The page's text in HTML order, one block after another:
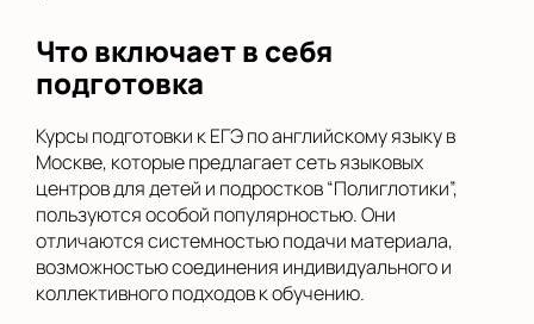
Что включает в себя
подготовка
Курсы подготовки к ЕГЭ по английскому языку в
Москве, которые предлагает сеть языковых
центров для детей и подростков “Полиглотики”,
пользуются особой популярностью. Они
отличаются системностью подачи материала,
возможностью соединения индивидуального и
коллективного подходов к обучению.